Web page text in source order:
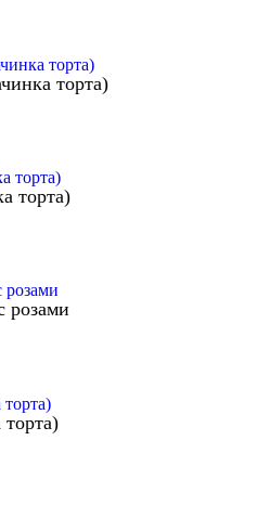
торта)
торта)
розами